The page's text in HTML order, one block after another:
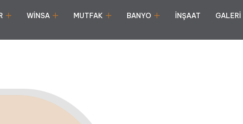
WINSA MUTFAK BANYO İNŞAAT GALERI